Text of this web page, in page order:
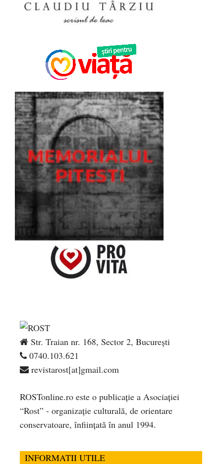
Str. Traian nr. 168, Sector 2, București
0740.103.621
revistarost[at]gmail.com
ROSTonline.ro este o publicaţie a Asociaţiei
“Rost” - organizaţie culturală, de orientare
conservatoare, înfiinţată în anul 1994.
INFORMATII UTILE